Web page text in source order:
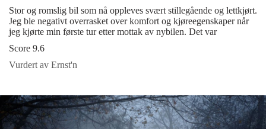
Stor og romslig bil som nå oppleves svært stillegående og lettkjørt.
Jeg ble negativt overrasket over komfort og kjøreegenskaper når
jeg kjørte min første tur etter mottak av nybilen. Det var
Score 9.6
Vurdert av Ernst'n